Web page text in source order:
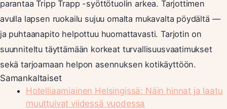
parantaa Tripp Trapp -syöttötuolin arkea. Tarjottimen
avulla lapsen ruokailu sujuu omalta mukavalta pöydältä —
ja puhtaanapito helpottuu huomattavasti. Tarjotin on
suunniteltu täyttämään korkeat turvallisuusvaatimukset
sekä tarjoamaan helpon asennuksen kotikäyttöön.
Samankaltaiset
Hotelliaamiainen Helsingissä: Näin hinnat ja laatu
muuttuivat viidessä vuodessa